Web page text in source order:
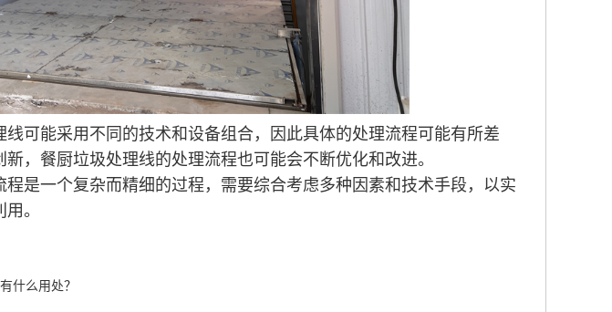
可能采用不同的技术和设备组合，因此具体的处理流程可能有所差
，餐厨垃圾处理线的处理流程也可能会不断优化和改进。
是一个复杂而精细的过程，需要综合考虑多种因素和技术手段，以实
。
什么用处？